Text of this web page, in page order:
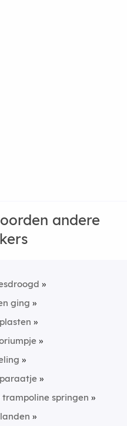
andere
ging
trampoline springen